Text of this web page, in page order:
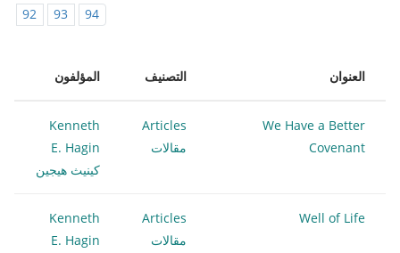
92
93 94
العنوان التصنيف المؤلفون
We Have a Better
Covenant
Articles
مقالات
Kenneth
E. Hagin
كينيث هيجين
Well of Life
Articles
مقالات
Kenneth
E. Hagin